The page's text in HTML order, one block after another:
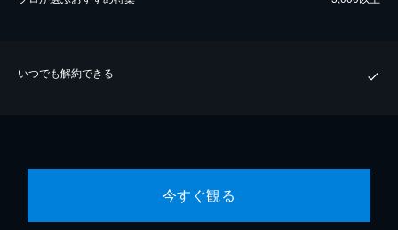
いつでも解約できる
今すぐ観る